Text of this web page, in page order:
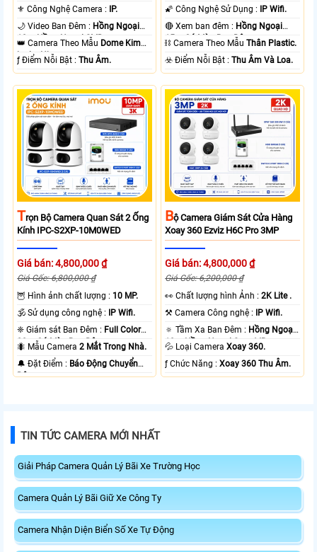
⚜️ Công Nghệ Camera :
IP.
🌙 Video Ban Đêm : Hồng Ngoại
10m Hồng Ngoại SMD.
👑 Camera Theo Mẫu Dome Kim
loại + Nhựa.
️ƒ Điểm Nỗi Bật :Thu Âm.
🌠 Công Nghệ Sử Dụng :
IP Wifi.
🔴 Xem ban đêm : Hồng Ngoại
15m Có Màu Ban Ðêm.
⛓ Camera Theo MẫuThân Plastic.
️☣️ Điểm Nỗi Bật :Thu Âm Và Loa.
TRọn Bộ Camera Quan Sát 2 Ống
Kính IPC-S2XP-10M0WED
Giá bán: 4,800,000 ₫
Giá Gốc: 6,800,000 ₫
🦉 Hình ảnh chất lượng : 10 MP.
🕉️ Sử dụng công nghệ :
IP Wifi.
❈ Giám sát Ban Đêm : Full Color
20m Có Màu Ban Ðêm.
🐜 Mẫu Camera2 Mắt Trong Nhà.
️🔔 Đặt Điểm : Báo Động Chuyển
Động.
BỘ Camera Giám Sát Cửa Hàng
Xoay 360 Ezviz H6C Pro 3MP
Giá bán: 4,800,000 ₫
Giá Gốc: 6,200,000 ₫
️👀 Chất lượng hình Ảnh :2K Lite .
⚒ Camera Công nghệ :
IP Wifi.
🔅 Tầm Xa Ban Đêm : Hồng Ngoại
10m Hồng Ngoại Smart IR.
💦 Loại CameraXoay 360.
️ƒ Chức Năng :Xoay 360 Thu Âm.
TIN TỨC CAMERA MỚI NHẤT
Giải Pháp Camera Quản Lý Bãi Xe Trường Học
Camera Quản Lý Bãi Giữ Xe Công Ty
Camera Nhận Diện Biển Số Xe Tự Động